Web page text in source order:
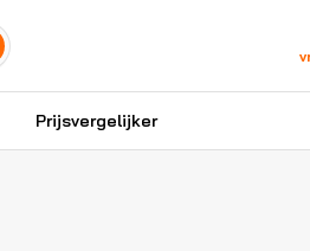
Prijsvergelijker